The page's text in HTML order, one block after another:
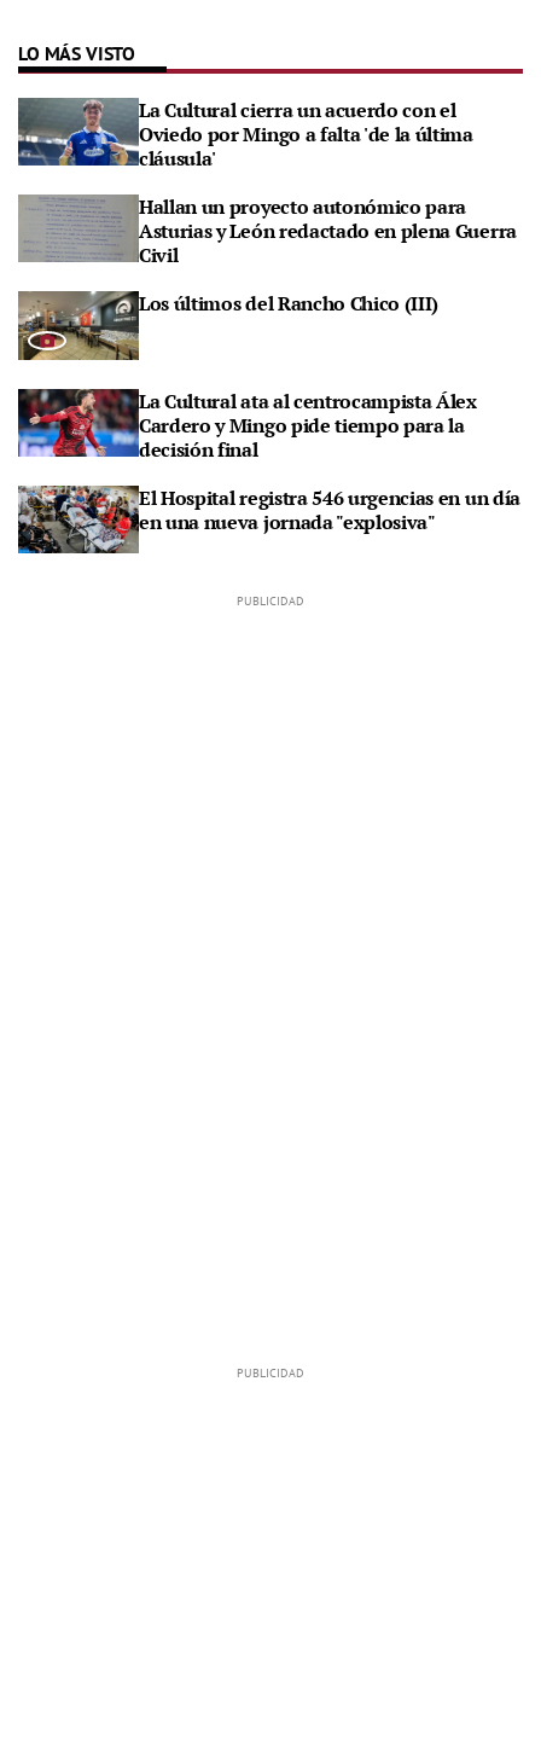
LO MÁS VISTO
La Cultural cierra un acuerdo con el
Oviedo por Mingo a falta 'de la última
cláusula'
Hallan un proyecto autonómico para
Asturias y León redactado en plena Guerra
Civil
Los últimos del Rancho Chico (III)
La Cultural ata al centrocampista Álex
Cardero y Mingo pide tiempo para la
decisión final
El Hospital registra 546 urgencias en un día
en una nueva jornada "explosiva"